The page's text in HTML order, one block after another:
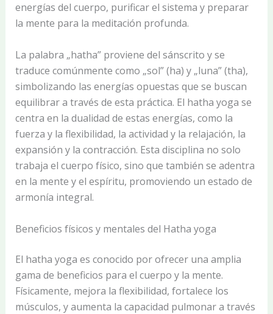
energías del cuerpo, purificar el sistema y preparar
la mente para la meditación profunda.
La palabra „hatha” proviene del sánscrito y se
traduce comúnmente como „sol” (ha) y „luna” (tha),
simbolizando las energías opuestas que se buscan
equilibrar a través de esta práctica. El hatha yoga se
centra en la dualidad de estas energías, como la
fuerza y la flexibilidad, la actividad y la relajación, la
expansión y la contracción. Esta disciplina no solo
trabaja el cuerpo físico, sino que también se adentra
en la mente y el espíritu, promoviendo un estado de
armonía integral.
Beneficios físicos y mentales del Hatha yoga
El hatha yoga es conocido por ofrecer una amplia
gama de beneficios para el cuerpo y la mente.
Físicamente, mejora la flexibilidad, fortalece los
músculos, y aumenta la capacidad pulmonar a través